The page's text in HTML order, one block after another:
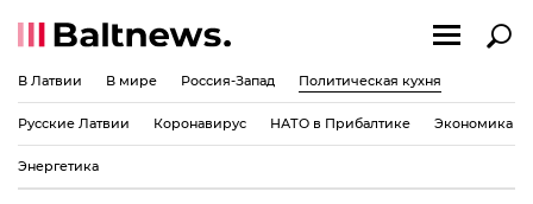
В Латвии В мире Россия-Запад Политическая кухня
Русские Латвии Коронавирус НАТО в Прибалтике Экономика
Энергетика